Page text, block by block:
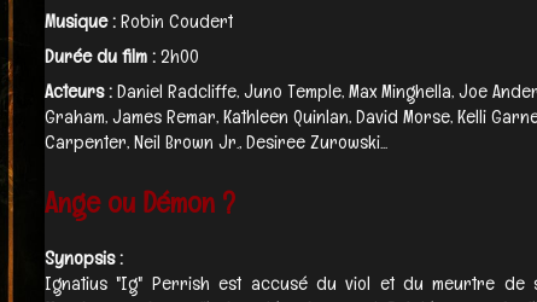
Musique :Robin Coudert
Durée du film :2h00
Acteurs :Daniel Radcliffe, Juno Temple, Max Minghella, Joe
Graham, James Remar, Kathleen Quinlan, David Morse, Kelli
Carpenter, Neil Brown Jr., Desiree Zurowski...
Ange ou Démon ?
Synopsis :
Ignatius "Ig" Perrish est accusé du viol et du meurtre de